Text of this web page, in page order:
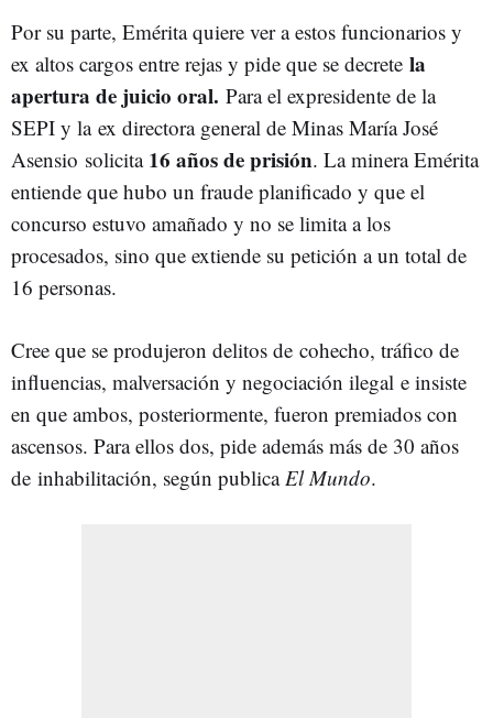
Por su parte, Emérita quiere ver a estos funcionarios y
ex altos cargos entre rejas y pide que se decrete la
apertura de juicio oral. Para el expresidente de la
SEPI y la ex directora general de Minas María José
Asensio solicita 16 años de prisión. La minera Emérita
entiende que hubo un fraude planificado y que el
concurso estuvo amañado y no se limita a los
procesados, sino que extiende su petición a un total de
16 personas.
Cree que se produjeron delitos de cohecho, tráfico de
influencias, malversación y negociación ilegal e insiste
en que ambos, posteriormente, fueron premiados con
ascensos. Para ellos dos, pide además más de 30 años
de inhabilitación, según publicaEl Mundo.